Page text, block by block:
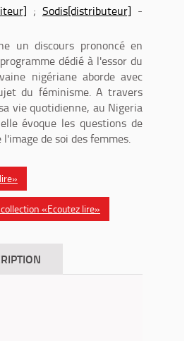
; Sodis[distributeur] -
un discours prononcé en
dédié à l'essor du
nigériane aborde avec
du féminisme. A travers
vie quotidienne, au Nigeria
évoque les questions de
de soi des femmes.
«Ecoutez lire»